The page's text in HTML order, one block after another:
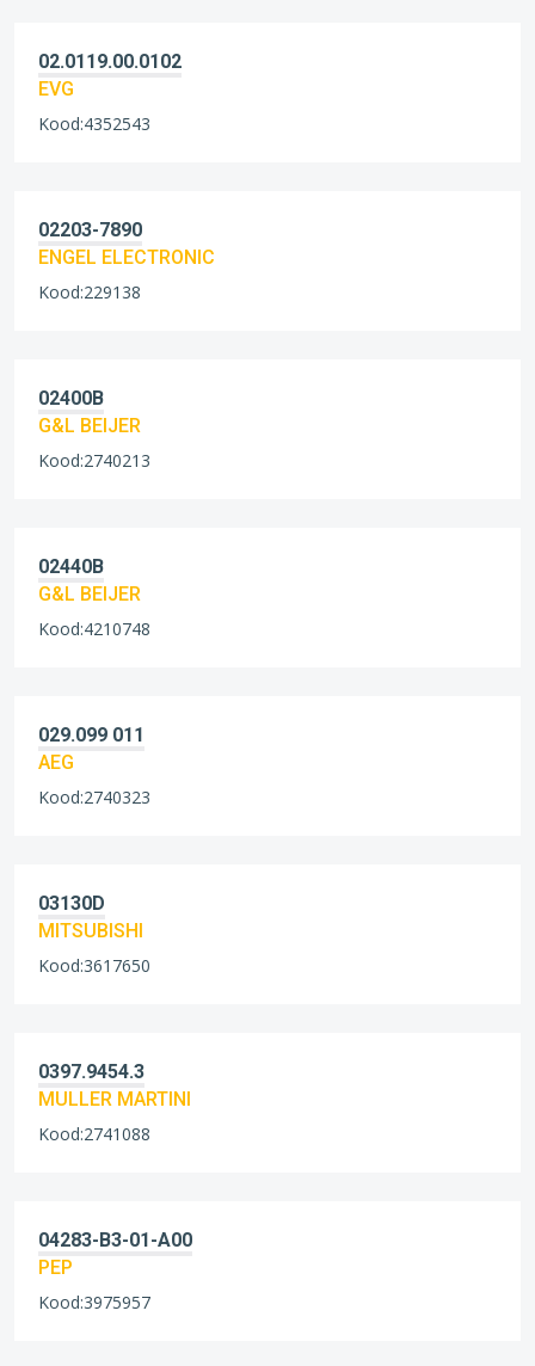
02.0119.00.0102
EVG
Kood:4352543
02203-7890
ENGEL ELECTRONIC
Kood:229138
02400B
G&L BEIJER
Kood:2740213
02440B
G&L BEIJER
Kood:4210748
029.099 011
AEG
Kood:2740323
03130D
MITSUBISHI
Kood:3617650
0397.9454.3
MULLER MARTINI
Kood:2741088
04283-B3-01-A00
PEP
Kood:3975957